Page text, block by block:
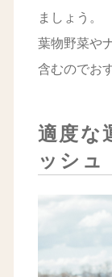
ましょう。
葉物野菜や
含むのでお
適度な
ッシュ